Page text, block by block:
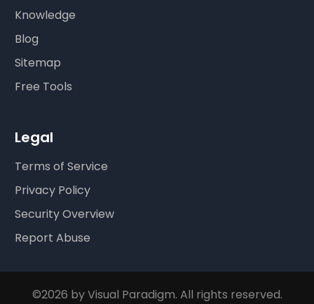
Knowledge
Blog
Sitemap
Free Tools
Legal
Terms of Service
Privacy Policy
Security Overview
Report Abuse
©2026 by Visual Paradigm. All rights reserved.